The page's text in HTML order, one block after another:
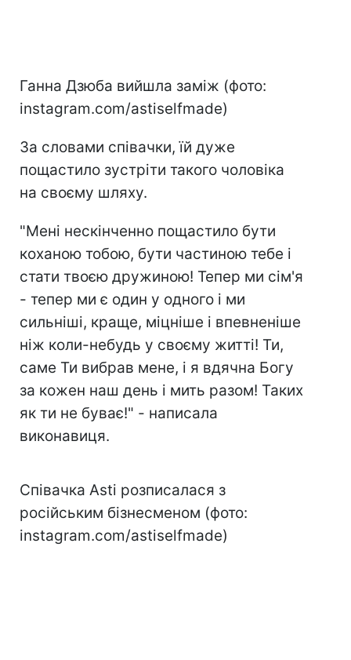
Ганна Дзюба вийшла заміж (фото:
instagram.com/astiselfmade)
За словами співачки, їй дуже
пощастило зустріти такого чоловіка
на своєму шляху.
"Мені нескінченно пощастило бути
коханою тобою, бути частиною тебе і
стати твоєю дружиною! Тепер ми сім'я
- тепер ми є один у одного і ми
сильніші, краще, міцніше і впевненіше
ніж коли-небудь у своєму житті! Ти,
саме Ти вибрав мене, і я вдячна Богу
за кожен наш день і мить разом! Таких
як ти не буває!" - написала
виконавиця.
Співачка Asti розписалася з
російським бізнесменом (фото:
instagram.com/astiselfmade)